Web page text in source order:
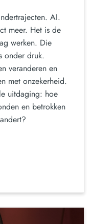
AI.
meer. Het is de
werken. Die
onder druk.
veranderen en
met onzekerheid.
uitdaging: hoe
en betrokken